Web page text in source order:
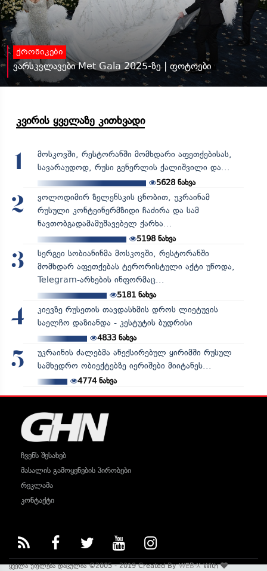
ქრონიკები
ვარსკვლავები Met Gala 2025-ზე | ფოტოები
კვირის ყველაზე კითხვადი
1
მოსკოვში, რესტორანში მომხდარი აფეთქებისას,
სავარაუდოდ, რუსი გენერლის ქალიშვილი და...
5628 ნახვა
2
ვოლოდიმირ ზელენსკის ცნობით, უკრაინამ
რუსული კონტეინერმზიდი ჩაძირა და სამ
ნავთობგადამამუშავებელ ქარხა...
5198ნახვა
3
სერგეი სობიანინმა მოსკოვში, რესტორანში
მომხდარ აფეთქებას ტერორისტული აქტი უწოდა,
Telegram-არხების ინფორმაც...
5181ნახვა
4
კიევზე რუსეთის თავდასხმის დროს ლიეტუვის
საელჩო დაზიანდა - კესტუტის ბუდრისი
4833ნახვა
5
უკრაინის ძალებმა ანექსირებულ ყირიმში რუსულ
სამხედრო ობიექტებზე იერიშები მიიტანეს...
4774ნახვა
ჩვენს შესახებ
მასალის გამოყენების პირობები
რეკლამა
კონტაქტი
ყველა უფლება დაცულია ©2005 - 2019 Created ByWEB-XWith